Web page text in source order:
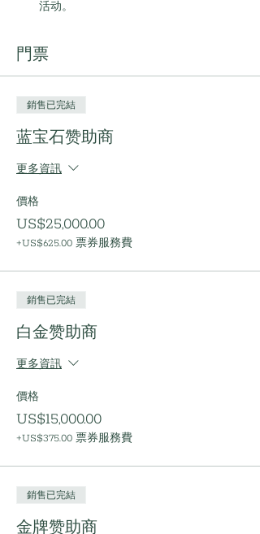
活动。
門票
銷售已完結
蓝宝石赞助商
更多資訊
價格
US$25,000.00
+US$625.00 票券服務費
銷售已完結
白金赞助商
更多資訊
價格
US$15,000.00
+US$375.00 票券服務費
銷售已完結
金牌赞助商